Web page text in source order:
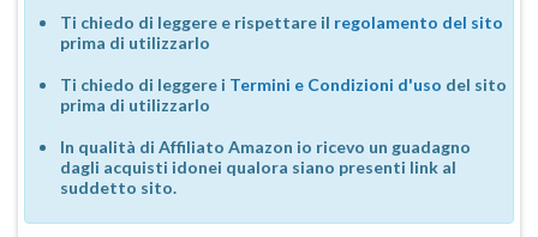
Ti chiedo di leggere e rispettare il regolamento del sito
prima di utilizzarlo
Ti chiedo di leggere i Termini e Condizioni d'uso del sito
prima di utilizzarlo
In qualità di Affiliato Amazon io ricevo un guadagno
dagli acquisti idonei qualora siano presenti link al
suddetto sito.